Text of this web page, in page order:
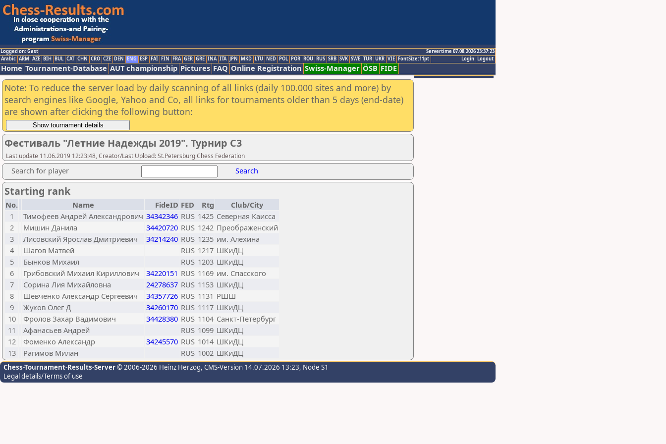
Logged on: Gast
Servertime 07.08.2026 23:37:23
Logout
Login
Arabic ARM AZE BIH BUL CAT CHN CRO CZE DEN ENG ESP FAI FIN FRA GER GRE INA ITA JPN MKD LTU NED POL POR ROU RUS SRB SVK SWE TUR UKR VIE FontSize:11pt
Home Tournament-Database AUT championship Pictures FAQ Online Registration Swiss-Manager ÖSB FIDE
Note: To reduce the server load by daily scanning of all links (daily 100.000 sites and more) by
search engines like Google, Yahoo and Co, all links for tournaments older than 5 days (end-date)
are shown after clicking the following button:
Фестиваль "Летние Надежды 2019". Турнир C3
Last update 11.06.2019 12:23:48, Creator/Last Upload: St.Petersburg Chess Federation
Search for player Search
Starting rank
No. Name FideID FED Rtg
Club/City
1
Тимофеев Андрей Александрович 34342346 RUS 1425 Северная Каисса
2
Мишин Данила 34420720 RUS 1242 Преображенский
3
Лисовский Ярослав Дмитриевич 34214240 RUS 1235 им. Алехина
4
Шагов Матвей RUS 1217 ШКиДЦ
5
Бынков Михаил RUS 1203 ШКиДЦ
6
Грибовский Михаил Кириллович 34220151 RUS 1169 им. Спасского
7
Сорина Лия Михайловна 24278637 RUS 1153 ШКиДЦ
8
Шевченко Александр Сергеевич 34357726 RUS 1131 РШШ
9
Жуков Олег Д 34260170 RUS 1117 ШКиДЦ
10
Фролов Захар Вадимович 34428380 RUS 1104 Санкт-Петербург
11
Афанасьев Андрей RUS 1099 ШКиДЦ
12
Фоменко Александр 34245570 RUS 1014 ШКиДЦ
13
Рагимов Милан RUS 1002 ШКиДЦ
Chess-Tournament-Results-Server© 2006-2026 Heinz Herzog, CMS-Version 14.07.2026 13:23, Node S1
Legal details/Terms of use